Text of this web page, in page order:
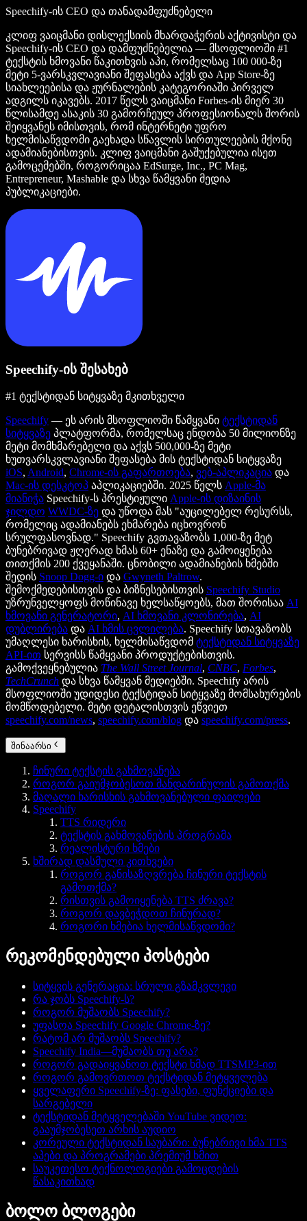
Speechify-ის CEO და თანადამფუძნებელი
კლიფ ვაიცმანი დისლექსიის მხარდაჭერის აქტივისტი და
Speechify-ის CEO და დამფუძნებელია — მსოფლიოში #1
ტექსტის ხმოვანი წაკითხვის აპი, რომელსაც 100 000-ზე
მეტი 5-ვარსკვლავიანი შეფასება აქვს და App Store-ზე
სიახლეებისა და ჟურნალების კატეგორიაში პირველ
ადგილს იკავებს. 2017 წელს ვაიცმანი Forbes-ის მიერ 30
წლისამდე ასაკის 30 გამორჩეულ პროფესიონალს შორის
შეიყვანეს იმისთვის, რომ ინტერნეტი უფრო
ხელმისაწვდომი გაეხადა სწავლის სირთულეების მქონე
ადამიანებისთვის. კლიფ ვაიცმანი გაშუქებულია ისეთ
გამოცემებში, როგორიცაა EdSurge, Inc., PC Mag,
Entrepreneur, Mashable და სხვა წამყვანი მედია
პუბლიკაციები.
Speechify-ის შესახებ
#1 ტექსტიდან სიტყვაზე მკითხველი
Speechify — ეს არის მსოფლიოში წამყვანი ტექსტიდან
სიტყვაზე პლატფორმა, რომელსაც ენდობა 50 მილიონზე
მეტი მომხმარებელი და აქვს 500,000-ზე მეტი
ხუთვარსკვლავიანი შეფასება მის ტექსტიდან სიტყვაზე
iOS, Android, Chrome-ის გაფართოება, ვებ-აპლიკაცია და
Mac-ის დესკტოპ აპლიკაციებში. 2025 წელს Apple-მა
მიანიჭა Speechify-ს პრესტიჟული Apple-ის დიზაინის
ჯილდო WWDC-ზე და უწოდა მას "აუცილებელ რესურსს,
რომელიც ადამიანებს ეხმარება იცხოვრონ
სრულფასოვნად." Speechify გვთავაზობს 1,000-ზე მეტ
ბუნებრივად ჟღერად ხმას 60+ ენაზე და გამოიყენება
თითქმის 200 ქვეყანაში. ცნობილი ადამიანების ხმებში
შედის Snoop Dogg-ი და Gwyneth Paltrow.
შემოქმედებისთვის და ბიზნესებისთვის Speechify Studio
უზრუნველყოფს მოწინავე ხელსაწყოებს, მათ შორისაა AI
ხმოვანი გენერატორი, AI ხმოვანი კლონირება, AI
დუბლირება და AI ხმის ცვლილება. Speechify სთავაზობს
უმაღლესი ხარისხის, ხელმისაწვდომ ტექსტიდან სიტყვაზე
API-ით სერვისს წამყვანი პროდუქტებისთვის.
გამოქვეყნებულია The Wall Street Journal, CNBC, Forbes,
TechCrunch და სხვა წამყვან მედიებში. Speechify არის
მსოფლიოში უდიდესი ტექსტიდან სიტყვაზე მომსახურების
მომწოდებელი. მეტი დეტალისთვის ეწვიეთ
speechify.com/news, speechify.com/blog და speechify.com/press.
შინაარსი
ჩინური ტექსტის გახმოვანება
როგორ გაიუმჯობესოთ მანდარინულის გამოთქმა
მაღალი ხარისხის გახმოვანებული ფაილები
Speechify
TTS რიდერი
ტექსტის გახმოვანების პროგრამა
რეალისტური ხმები
ხშირად დასმული კითხვები
როგორ განისაზღვრება ჩინური ტექსტის
გამოთქმა?
რისთვის გამოიყენება TTS ძრავა?
როგორ დავბეჭდოთ ჩინურად?
როგორი ხმებია ხელმისაწვდომი?
რეკომენდებული პოსტები
სიტყვის გენერაცია: სრული გზამკვლევი
რა ჯობს Speechify-ს?
როგორ მუშაობს Speechify?
უფასოა Speechify Google Chrome-ზე?
რატომ არ მუშაობს Speechify?
Speechify India—მუშაობს თუ არა?
როგორ გადაიყვანოთ ტექსტი ხმად TTSMP3-ით
როგორ გამოვრთოთ ტექსტიდან მეტყველება
ყველაფერი Speechify-ზე: ფასები, ფუნქციები და
სარგებელი
ტექსტიდან მეტყველებაში YouTube ვიდეო:
გააუმჯობესეთ არხის აუდიო
კორეული ტექსტიდან საუბარი: ბუნებრივი ხმა TTS
აპები და პროგრამები პრემიუმ ხმით
საუკეთესო ტექნოლოგიები გამოცდების
წასაკითხად
ბოლო ბლოგები